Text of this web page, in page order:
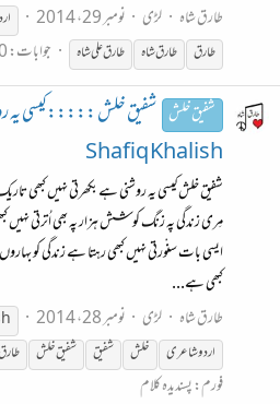
طارق شاہ
لڑی نومبر 29، 2014
طارق
طارقشاہ طارقعلیشاہ جوابات: 0
شفیق خلش شفیق خلش ::::: کیسی یہ
Shafiq Khalish
شفیق خلش کیسی یہ روشنی ہے بکھرتی نہیں کبھی تاریک
مِری زندگی پہ زنگ کوشش ہزار پہ بھی اُترتی نہیں
ایسی بات سنْورتی نہیں کبھی رہتا ہے زندگی کو
کبھی ہے...
طارق شاہ
لڑی نومبر 28، 2014
اردو شاعری
خلش شفیق شفیق خلش
فورم:پسندیدہ کلام